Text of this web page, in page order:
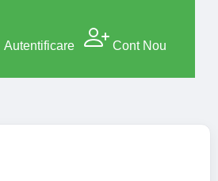
Autentificare Cont Nou